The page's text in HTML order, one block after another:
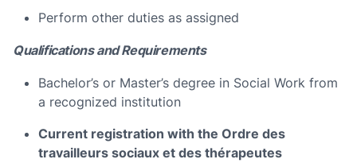
Perform other duties as assigned
Qualifications and Requirements
Bachelor’s or Master’s degree in Social Work from
a recognized institution
Current registration with the Ordre des
travailleurs sociaux et des thérapeutes